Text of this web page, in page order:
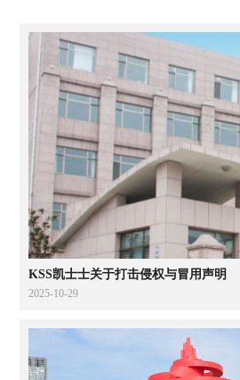
KSS凯士士关于打击侵权与冒用声明
2025-10-29